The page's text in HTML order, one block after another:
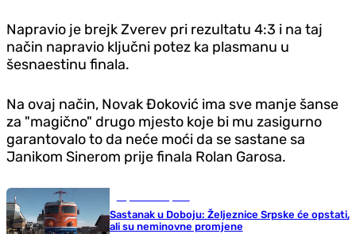
Napravio je brejk Zverev pri rezultatu 4:3 i na taj
način napravio ključni potez ka plasmanu u
šesnaestinu finala.
Na ovaj način, Novak Đoković ima sve manje šanse
za "magično" drugo mjesto koje bi mu zasigurno
garantovalo to da neće moći da se sastane sa
Janikom Sinerom prije finala Rolan Garosa.
Sastanak u Doboju: Željeznice Srpske će opstati,
ali su neminovne promjene